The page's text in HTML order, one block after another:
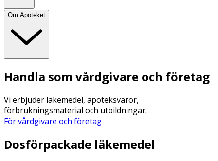
Om Apoteket
Handla som vårdgivare och företag
Vi erbjuder läkemedel, apoteksvaror,
förbrukningsmaterial och utbildningar.
För vårdgivare och företag
Dosförpackade läkemedel